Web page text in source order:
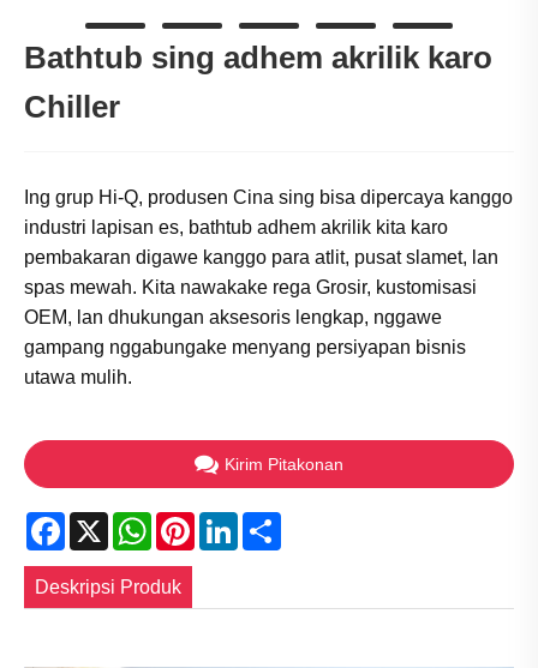
Bathtub sing adhem akrilik karo
Chiller
Ing grup Hi-Q, produsen Cina sing bisa dipercaya kanggo
industri lapisan es, bathtub adhem akrilik kita karo
pembakaran digawe kanggo para atlit, pusat slamet, lan
spas mewah. Kita nawakake rega Grosir, kustomisasi
OEM, lan dhukungan aksesoris lengkap, nggawe
gampang nggabungake menyang persiyapan bisnis
utawa mulih.
Kirim Pitakonan
Facebook
X WhatsApp
PinterestLinkedIn
Deskripsi Produk